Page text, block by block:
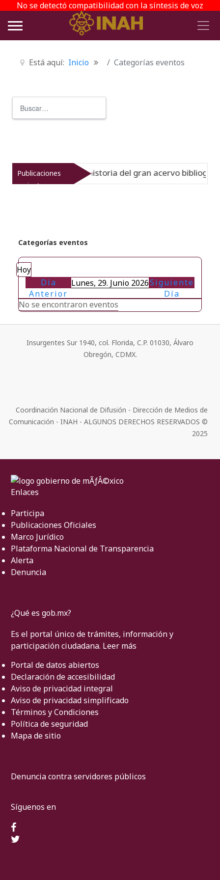
No se detectó compatibilidad con la síntesis de voz
Está aquí: Inicio Categorías eventos
Publicaciones
recientes
muestra la historia del gran acervo
Categorías eventos
Hoy
Día
Anterior
Lunes, 29. Junio 2026Siguiente
Día
No se encontraron eventos
Insurgentes Sur 1940, col. Florida, C.P. 01030, Álvaro
Obregón, CDMX.
Coordinación Nacional de Difusión - Dirección de Medios de
Comunicación - INAH - ALGUNOS DERECHOS RESERVADOS ©
2025
Enlaces
Participa
Publicaciones Oficiales
Marco Jurídico
Plataforma Nacional de Transparencia
Alerta
Denuncia
¿Qué es gob.mx?
Es el portal único de trámites, información y
participación ciudadana. Leer más
Portal de datos abiertos
Declaración de accesibilidad
Aviso de privacidad integral
Aviso de privacidad simplificado
Términos y Condiciones
Política de seguridad
Mapa de sitio
Denuncia contra servidores públicos
Síguenos en